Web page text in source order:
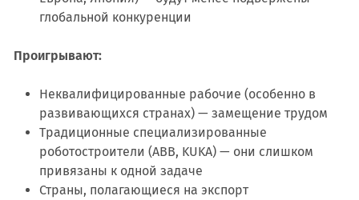
глобальной конкуренции
Проигрывают:
Неквалифицированные рабочие (особенно в
развивающихся странах) — замещение трудом
Традиционные специализированные
роботостроители (ABB, KUKA) — они слишком
привязаны к одной задаче
Страны, полагающиеся на экспорт